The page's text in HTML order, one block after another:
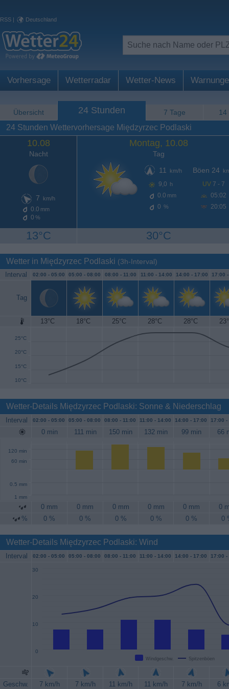
RSS | Deutschland
Vorhersage Wetterradar Wetter-News
Übersicht 24 Stunden 7 Tage 14
24 Stunden Wettervorhersage Międzyrzec Podlaski
10.08
Nacht
7 km/h
0.0 mm
0 %
13°C
Montag, 10.08
Tag
11
km/h
9,0 h
0.0 mm
0 %
Böen 24
UV 7 - 7
05:02
20:05
30°C
Wetter in Międzyrzec Podlaski (3h-Interval)
Interval 02:00 - 05:00 05:00 - 08:00 08:00 - 11:00 11:00 - 14:00 14:00 - 17:00 17:00
Tag
13°C 18°C 25°C 28°C 28°C
10°C
15°C
20°C
25°C
30°C
Wetter-Details Międzyrzec Podlaski: Sonne & Niederschlag
Interval 02:00 - 05:00 05:00 - 08:00 08:00 - 11:00 11:00 - 14:00 14:00 - 17:00 17:00 -
0 min 111 min 150 min 132 min 99 min 66
60 min
120 min
0.5 mm
1 mm
0 mm 0 mm 0 mm 0 mm 0 mm
0
%
0 % 0 % 0 % 0 % 0 % 0
Wetter-Details Międzyrzec Podlaski: Wind
Interval 02:00 - 05:00 05:00 - 08:00 08:00 - 11:00 11:00 - 14:00 14:00 - 17:00 17:00 -
Windgeschw. Spitzenböen
0
10
20
30
Geschw. 7 km/h 7 km/h 11 km/h 11 km/h 7 km/h
6